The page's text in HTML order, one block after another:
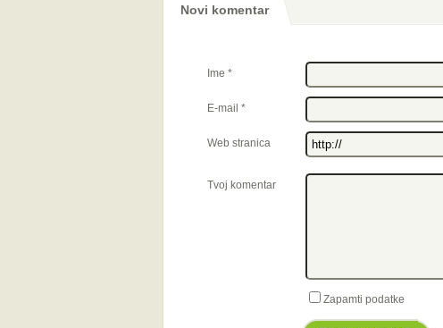
Novi komentar
Ime *
E-mail *
Web stranica
Tvoj komentar
Zapamti podatke